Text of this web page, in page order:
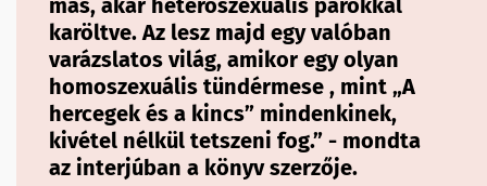
más, akár heteroszexuális párokkal
karöltve. Az lesz majd egy valóban
varázslatos világ, amikor egy olyan
homoszexuális tündérmese , mint „A
hercegek és a kincs” mindenkinek,
kivétel nélkül tetszeni fog.” - mondta
az interjúban a könyv szerzője.